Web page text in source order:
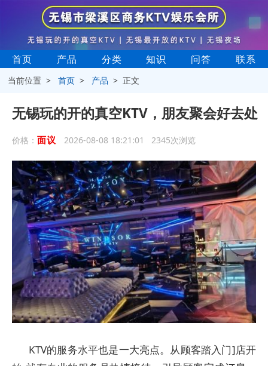
首页 产品 分类 知识 问答 联系
当前位置 >首页 > 产品 > 正文
无锡玩的开的真空KTV，朋友聚会好去处
价格： 面议 2026-08-08 18:21:01 2345次浏览
KTV的服务水平也是一大亮点。从顾客踏入门]店开